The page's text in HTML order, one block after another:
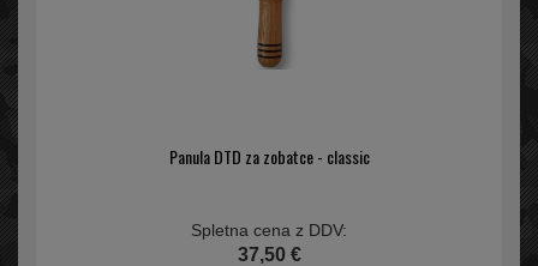
Panula DTD za zobatce - classic
Spletna cena z DDV:
37,50 €